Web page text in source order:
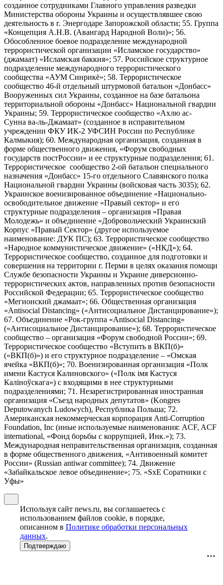
созданное сотрудниками Главного управления разведки
Министерства обороны Украины и осуществлявшее свою
деятельность в г. Энергодаре Запорожской области; 55. Группа
«Концепция А.Н.В. (Авангард Народной Воли)»; 56.
Обособленное боевое подразделение международной
террористической организации «Исламское государство»
(джамаат) «Исламская баккия»; 57. Российское структурное
подразделение международного террористического
сообщества «АУМ Синрикё»; 58. Террористическое
сообщество 46-й отдельный штурмовой батальон «Донбасс»
Вооруженных сил Украины, созданное на базе батальона
территориальной обороны «Донбасс» Национальной гвардии
Украины; 59. Террористическое сообщество «Ахлю ас-
Сунна ва-ль-Джамаат» (созданное в исправительном
учреждении ФКУ ИК-2 УФСИН России по Республике
Калмыкия); 60. Международная организация, созданная в
форме общественного движения, «Форум свободных
государств постРоссии» и ее структурные подразделения; 61.
Террористическое сообщество 2-ой батальон специального
назначения «Донбасс» 15-го отдельного Славянского полка
Национальной гвардии Украины (войсковая часть 3035); 62.
Украинское военизированное объединение «Национально-
освободительное движение «Правый сектор» и его
структурные подразделения – организация «Правая
Молодежь» и объединение «Добровольческий Украинский
Корпус «Правый Сектор» (другое используемое
наименование: ДУК ПС); 63. Террористическое сообщество
«Народное коммунистическое движение» («НКД»); 64.
Террористическое сообщество, созданное для подготовки и
совершения на территории г. Перми в целях оказания помощи
Службе безопасности Украины и Украине диверсионно-
террористических актов, направленных против безопасности
Российской Федерации; 65. Террористическое сообщество
«Мегионский джамаат»; 66. Общественная организация
«Antisocial Distancing» («Антисоциальное Дистанцирование»);
67. Объединение «Рок-группа «Antisocial Distancing»
(«Антисоциальное Дистанцирование»); 68. Террористическое
сообщество – организация «Форум свободной России»; 69.
Террористическое сообщество «Вступить в ВКП(б)»
(«ВКП(б)») и его структурное подразделение – «Омская
ячейка «ВКП(б)»; 70. Военизированная организация «Полк
имени Кастуся Калиновского» («Полк iмя Кастуся
Калiноўскага») с входящими в нее структурными
подразделениями; 71. Незарегистрированная иностранная
организация «Съезд народных депутатов» (Kongres
Deputowanych Ludowych), Республика Польша; 72.
Американская некоммерческая корпорация Anti-Corruption
Foundation, Inc (иные используемые наименования: ACF, ACF
international, «Фонд борьбы с коррупцией, Инк.»); 73.
Международная неправительственная организация, созданная
в форме общественного движения, «Антивоенный комитет
России» (Russian antiwar committee); 74. Движение
«Забайкальское левое объединение»; 75. «SxE Соратники с
Уфы»
Используя сайт news.ru, вы соглашаетесь с
использованием файлов cookie, в порядке,
описанном в Политике обработки персональных
данных.
Подтверждаю